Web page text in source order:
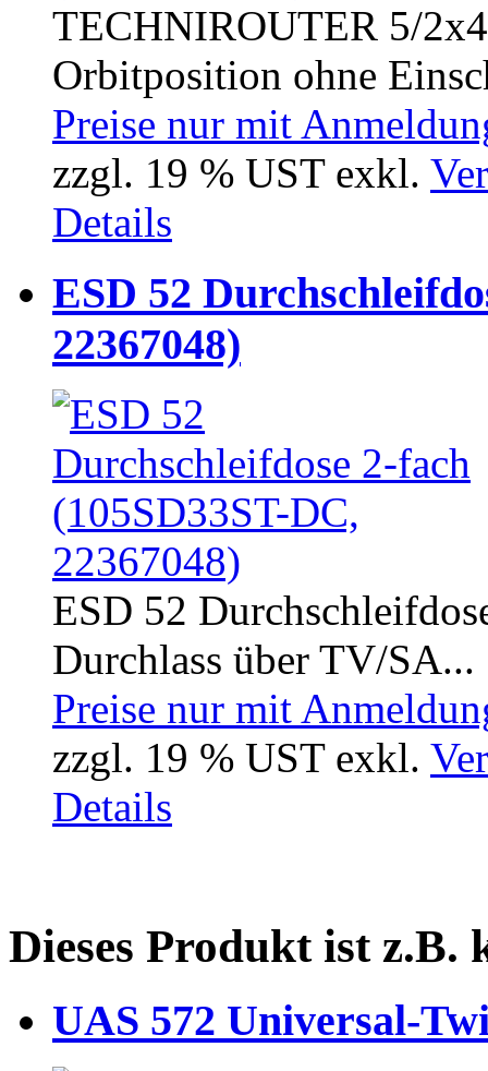
TECHNIROUTER 5/
Orbitposition ohne
Preise nur mit
zzgl. 19 % UST exkl.
Details
ESD 52
22367048)
ESD 52
Durchlass über TV/SA...
Preise nur mit
zzgl. 19 % UST exkl.
Details
Dieses Produkt ist z.B.
UAS 572 Universal-